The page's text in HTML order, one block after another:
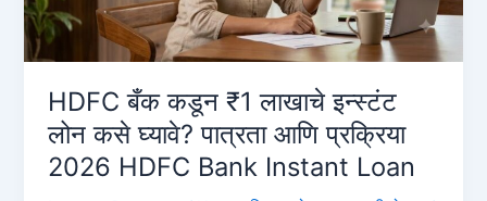
पहा
ऑनलाईन
अर्ज
कसा
करावा?
Union
Bank
HDFC बँक कडून ₹1 लाखाचे इन्स्टंट
लोन कसे घ्यावे? पात्रता आणि प्रक्रिया
2026 HDFC Bank Instant Loan